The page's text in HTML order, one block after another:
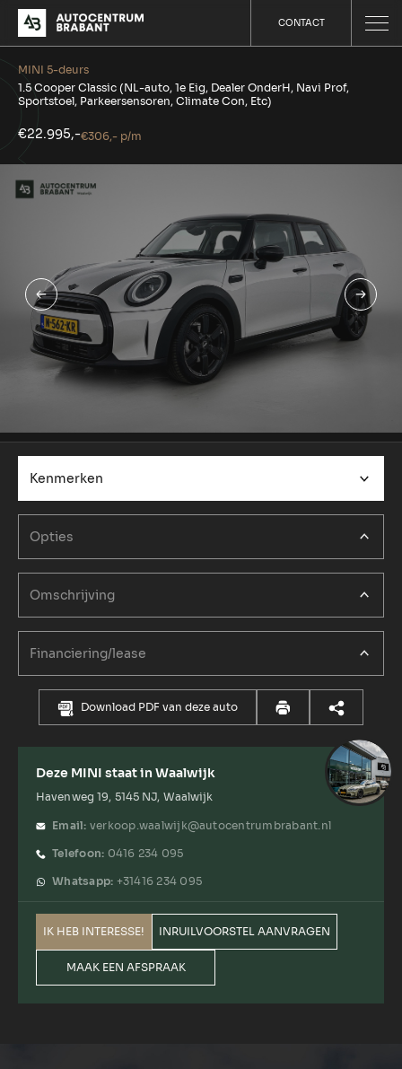
CONTACT
MINI 5-deurs
1.5 Cooper Classic (NL-auto, 1e Eig, Dealer OnderH, Navi Prof,
Sportstoel, Parkeersensoren, Climate Con, Etc)
€22.995,-€306,- p/m
Kenmerken
Opties
Omschrijving
Financiering/lease
Download PDF van deze auto
Deze MINI staat in Waalwijk
Havenweg 19, 5145 NJ, Waalwijk
Email: verkoop.waalwijk@autocentrumbrabant.nl
Telefoon: 0416 234 095
Whatsapp: +31416 234 095
IK HEB INTERESSE! INRUILVOORSTEL AANVRAGEN
MAAK EEN AFSPRAAK